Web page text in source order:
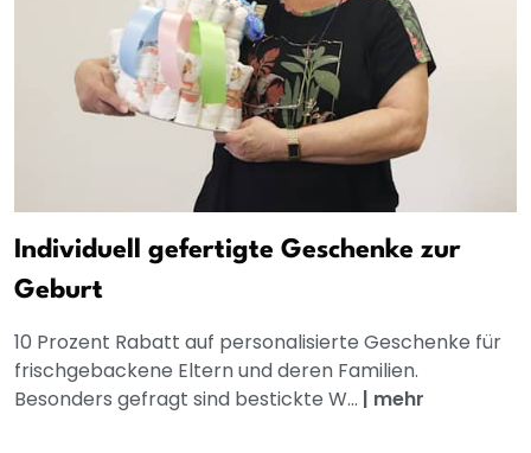
Individuell gefertigte Geschenke zur
Geburt
10 Prozent Rabatt auf personalisierte Geschenke für
frischgebackene Eltern und deren Familien.
Besonders gefragt sind bestickte W... | mehr